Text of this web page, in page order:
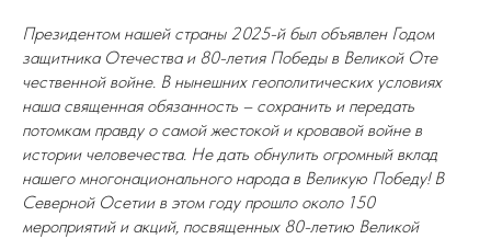
Президентом нашей страны 2025-й был объявлен Годом
защитника Отечества и 80-летия Победы в Великой Оте
чественной войне. В нынешних геополитических условиях
наша священная обязанность – сохранить и передать
потомкам правду о самой жестокой и кровавой войне в
истории человечества. Не дать обнулить огромный вклад
нашего многонационального народа в Великую Победу! В
Северной Осетии в этом году прошло около 150
мероприятий и акций, посвященных 80-летию Великой